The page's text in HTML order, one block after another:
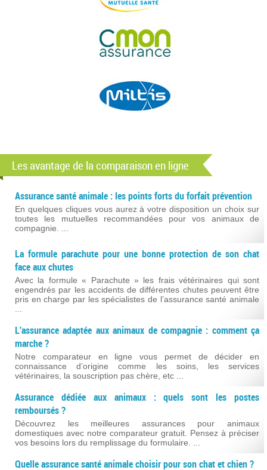
Les avantage de la comparaison en ligne
Assurance santé animale : les points forts du forfait prévention
En quelques cliques vous aurez à votre disposition un choix sur
toutes les mutuelles recommandées pour vos animaux de
compagnie. ...
La formule parachute pour une bonne protection de son chat
face aux chutes
Avec la formule « Parachute » les frais vétérinaires qui sont
engendrés par les accidents de différentes chutes peuvent être
pris en charge par les spécialistes de l’assurance santé animale
L'assurance adaptée aux animaux de compagnie : comment ça
marche ?
Notre comparateur en ligne vous permet de décider en
connaissance d’origine comme les soins, les services
vétérinaires, la souscription pas chère, etc ...
Assurance dédiée aux animaux : quels sont les postes
remboursés ?
Découvrez les meilleures assurances pour animaux
domestiques avec notre comparateur gratuit. Pensez à préciser
vos besoins lors du remplissage du formulaire. ...
Quelle assurance santé animale choisir pour son chat et chien ?